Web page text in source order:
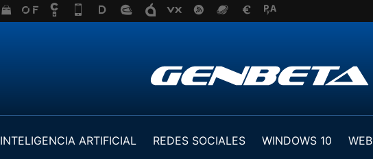
INTELIGENCIA ARTIFICIAL REDES SOCIALES WINDOWS 10 WEB